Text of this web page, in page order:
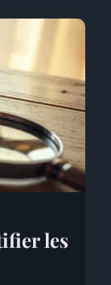
les